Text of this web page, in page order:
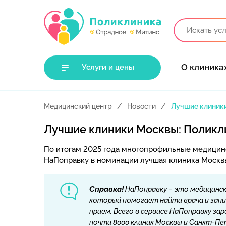
Услуги и цены О
Медицинский центр Новости Лучшие
Лучшие клиники Москвы:
По итогам 2025 года многопрофильные
НаПоправку в номинации лучшая клиника
Справка!НаПоправку – это
который помогает найти врача и
прием. Всего в сервисе НаПоправку
почти 8000 клиник Москвы и Санкт-